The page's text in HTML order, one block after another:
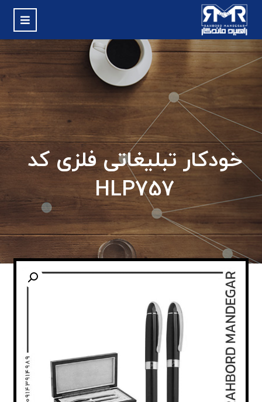
خودکار تبلیغاتی فلزی کد
HLP757